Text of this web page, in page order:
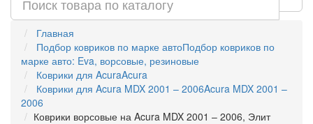
Главная
Подбор ковриков по марке автоПодбор ковриков по
марке авто: Eva, ворсовые, резиновые
Коврики для AcuraAcura
Коврики для Acura MDX 2001 – 2006Acura MDX 2001 –
2006
Коврики ворсовые на Acura MDX 2001 – 2006, Элит